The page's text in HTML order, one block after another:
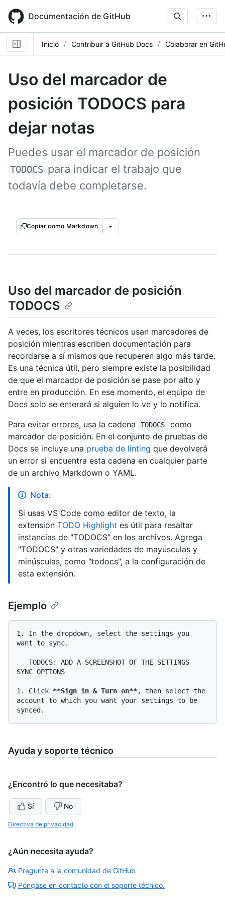
main
content
Documentación de GitHub
Inicio Contribuir a GitHub Docs Colaborar en
Uso del marcador de
posición TODOCS para
dejar notas
Puedes usar el marcador de posición
TODOCS para indicar el trabajo que
todavía debe completarse.
Copiar como Markdown
Uso del marcador de posición
TODOCS
A veces, los escritores técnicos usan marcadores de
posición mientras escriben documentación para
recordarse a sí mismos que recuperen algo más tarde.
Es una técnica útil, pero siempre existe la posibilidad
de que el marcador de posición se pase por alto y
entre en producción. En ese momento, el equipo de
Docs solo se enterará si alguien lo ve y lo notifica.
Para evitar errores, usa la cadena
TODOCS
como
marcador de posición. En el conjunto de pruebas de
Docs se incluye una prueba de linting que devolverá
un error si encuentra esta cadena en cualquier parte
de un archivo Markdown o YAML.
Nota:
Si usas VS Code como editor de texto, la
extensión TODO Highlight es útil para resaltar
instancias de "TODOCS" en los archivos. Agrega
"TODOCS" y otras variedades de mayúsculas y
minúsculas, como "todocs", a la configuración de
esta extensión.
Ejemplo
1.
In the dropdown, select the settings you
want to sync.
SYNC OPTIONS
1. Click **Sign in & Turn on**, then select the
account to which you want your settings to be
Ayuda y soporte técnico
¿Encontró lo que necesitaba?
Sí No
Directiva de privacidad
¿Aún necesita ayuda?
Pregunte a la comunidad de GitHub
Póngase en contacto con el soporte técnico.